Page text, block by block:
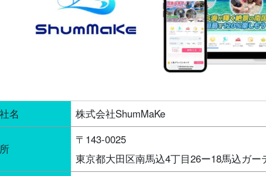
名 株式会社ShumMaKe
〒143-0025
東京都大田区南馬込4丁目26ー18馬込ガ